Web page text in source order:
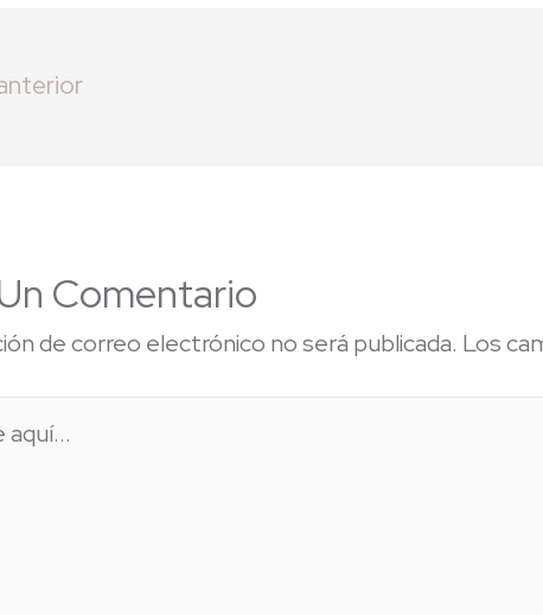
Comentario
de correo electrónico no será publicada. Los